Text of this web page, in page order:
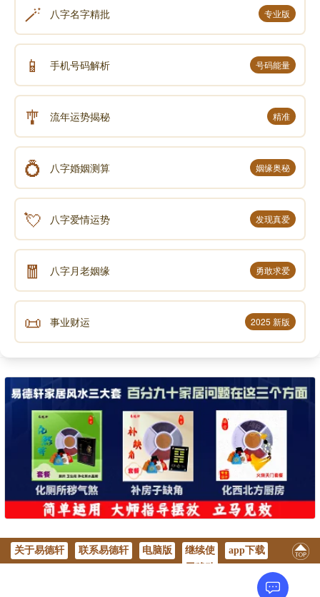
🪄 八字名字精批 专业版
📱 手机号码解析 号码能量
🎐 流年运势揭秘 精准
💍 八字婚姻测算 姻缘奥秘
💘 八字爱情运势 发现真爱
🧧 八字月老姻缘 勇敢求爱
📜 事业财运 2025 新版
关于易德轩 联系易德轩 电脑版
继续使
app下载